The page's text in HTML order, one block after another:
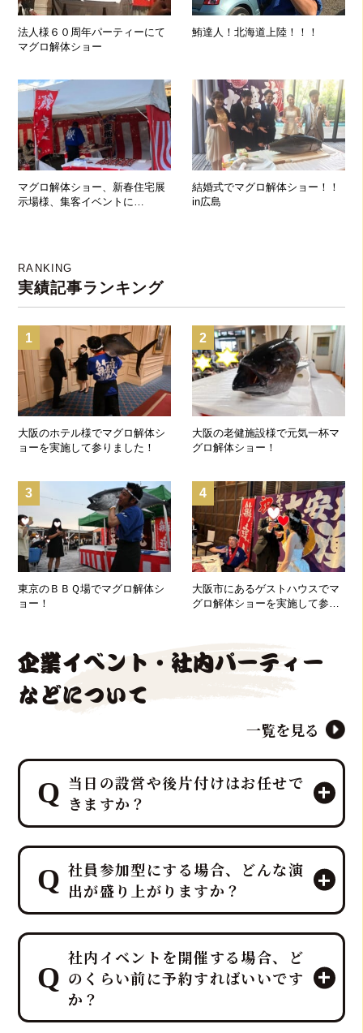
法人様６０周年パーティーにて
マグロ解体ショー
鮪達人！北海道上陸！！！
マグロ解体ショー、新春住宅展
示場様、集客イベントに
結婚式でマグロ解体ショー！！
in広島
RANKING
実績記事ランキング
1
大阪のホテル様でマグロ解体シ
ョーを実施して参りました！
2
大阪の老健施設様で元気一杯マ
グロ解体ショー！
3
東京のＢＢＱ場でマグロ解体シ
ョー！
4
大阪市にあるゲストハウスでマ
グロ解体ショーを実施して参り
企業イベント・社内パーティー
などについて
一覧を見る
当日の設営や後片付けはお任せで
きますか？
はい、すべて「鮪達人」にお任せくだ
さい！ 幹事様や会場スタッフ様のお手
間は最小限に抑え、イベントに集中し
ていただける万全のサポート体制で臨
みます。
ホテルレベルのおもてなしをコンセプ
トにしており、企画・演出だけでな
く、設営から撤収まで全てを対応させ
ていただきます。
社員参加型にする場合、どんな演
出が盛り上がりますか？
プロのMCと、効果的なBGM・音響で
一体感のあるエンタメショーとなり、
大迫力の40キロ以上の「マグロ解体シ
ョー」や新鮮な部位の「最高の食体
験」レポートなどを通じて、会場の話
社内イベントを開催する場合、ど
のくらい前に予約すればいいです
か？